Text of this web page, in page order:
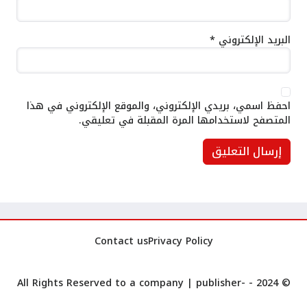
البريد الإلكتروني *
احفظ اسمي، بريدي الإلكتروني، والموقع الإلكتروني في هذا
المتصفح لاستخدامها المرة المقبلة في تعليقي.
Privacy Policy
Contact us
© 2024 - All Rights Reserved to a company |
publisher-